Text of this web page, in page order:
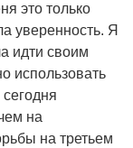
это только
уверенность. Я
идти своим
использовать
на
на третьем